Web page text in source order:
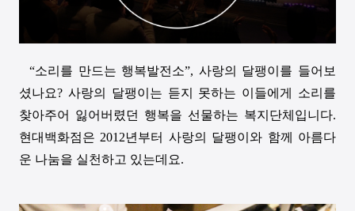
“소리를 만드는 행복발전소”, 사랑의 달팽이를 들어보
셨나요? 사랑의 달팽이는 듣지 못하는 이들에게 소리를
찾아주어 잃어버렸던 행복을 선물하는 복지단체입니다.
현대백화점은 2012년부터 사랑의 달팽이와 함께 아름다
운 나눔을 실천하고 있는데요.